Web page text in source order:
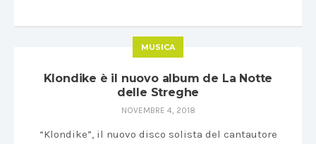
MUSICA
Klondike è il nuovo album de La Notte
delle Streghe
NOVEMBRE 4, 2018
“Klondike”, il nuovo disco solista del cantautore